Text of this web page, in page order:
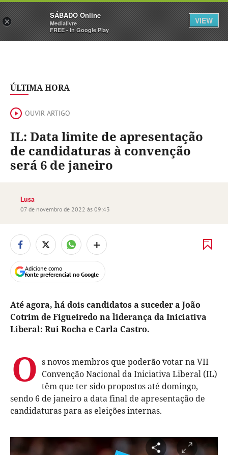
Sábado Assine Iniciar Sessão
ÚLTIMA HORA
OUVIR ARTIGO
IL: Data limite de apresentação
de candidaturas à convenção
será 6 de janeiro
Lusa
07 de novembro de 2022 às 09:43
+
Adicione como
fonte preferencial no Google
Até agora, há dois candidatos a suceder a João
Cotrim de Figueiredo na liderança da Iniciativa
Liberal: Rui Rocha e Carla Castro.
O s novos membros que poderão votar na VII
Convenção Nacional da Iniciativa Liberal (IL)
têm que ter sido propostos até domingo,
sendo 6 de janeiro a data final de apresentação de
candidaturas para as eleições internas.
×
SÁBADO Online
Medialivre
FREE - In Google Play
VIEW